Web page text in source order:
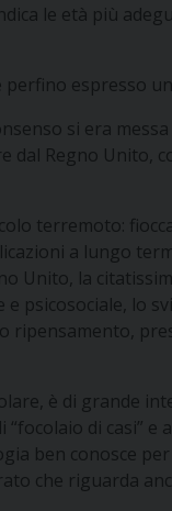
le età più
espresso
si era
dal Regno Unito,
terremoto:
a lungo
Unito, la
psicosociale, lo
ripensamento,
è di grande
di casi”
ben conosce
che riguarda